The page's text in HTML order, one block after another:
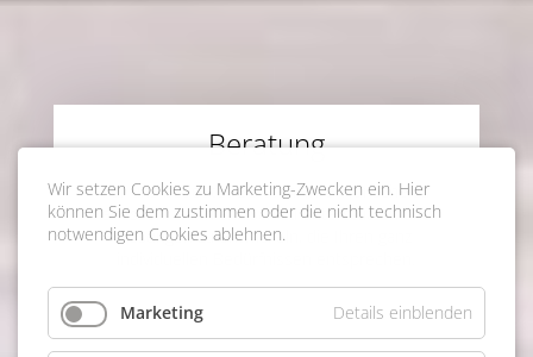
Beratung
Für uns bedeutet Beraten, Ihre Wünsche zu
erfassen, fachmännisch zu unterstützen und
Lösungen zu entwickeln, die Ihren ganz
Wir setzen Cookies zu Marketing-Zwecken ein. Hier
können Sie dem zustimmen oder die nicht technisch
notwendigen Cookies ablehnen.
Marketing Details einblenden